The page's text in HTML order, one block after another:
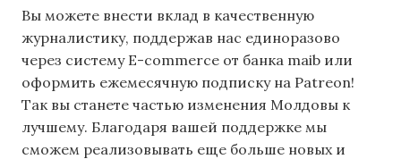
Вы можете внести вклад в качественную
журналистику, поддержав нас единоразово
через систему E-commerce от банка maib или
оформить ежемесячную подписку на Patreon!
Так вы станете частью изменения Молдовы к
лучшему. Благодаря вашей поддержке мы
сможем реализовывать еще больше новых и